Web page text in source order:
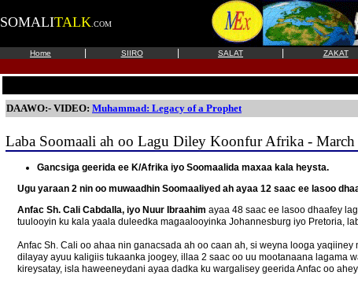
SOMALITALK .COM
Home SIIRO SALAT ZAKAT
DAAWO:- VIDEO: Muhammad: Legacy of a Prophet
Laba Soomaali ah oo Lagu Diley Koonfur Afrika -
Gancsiga geerida ee K/Afrika iyo Soomaalida maxaa kala heysta.
Ugu yaraan 2 nin oo muwaadhin Soomaaliyed ah ayaa 12 saac ee lasoo
Anfac Sh. Cali Cabdalla, iyo Nuur Ibraahim ayaa 48 saac ee lasoo dhaafey
tuulooyin ku kala yaala duleedka magaalooyinka Johannesburg iyo Pretoria,
Anfac Sh. Cali oo ahaa nin ganacsada ah oo caan ah, si weyna looga
dilayay ayuu kaligiis tukaanka joogey, illaa 2 saac oo uu mootanaana lagama
kireysatay, isla haweeneydani ayaa dadka ku wargalisey geerida Anfac oo